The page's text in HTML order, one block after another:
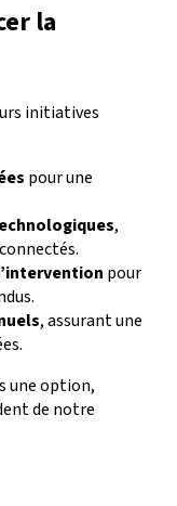
la
initiatives
pour une
,
pour
, assurant une
une option,
de notre